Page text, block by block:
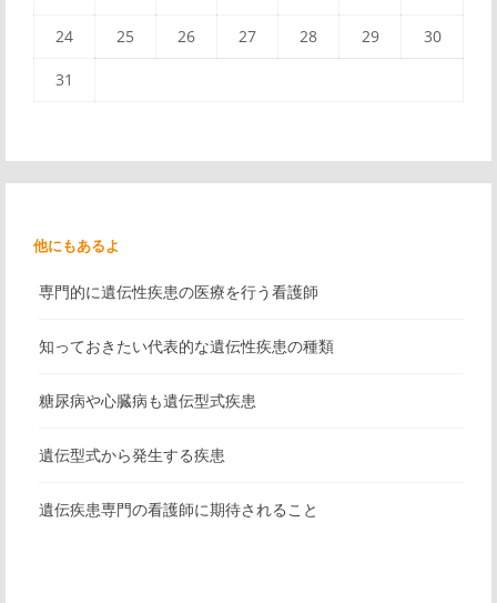
24 25 26 27 28 29 30
31
他にもあるよ
専門的に遺伝性疾患の医療を行う看護師
知っておきたい代表的な遺伝性疾患の種類
糖尿病や心臓病も遺伝型式疾患
遺伝型式から発生する疾患
遺伝疾患専門の看護師に期待されること